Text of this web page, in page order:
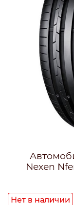
Nexen
Нет в наличии